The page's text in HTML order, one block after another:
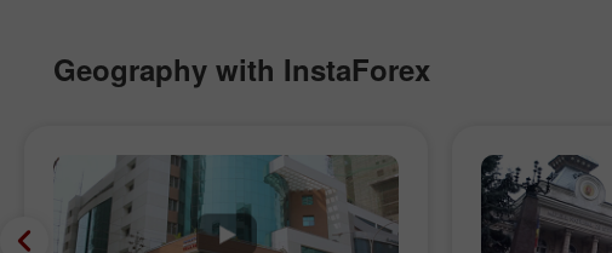
Geography with InstaForex